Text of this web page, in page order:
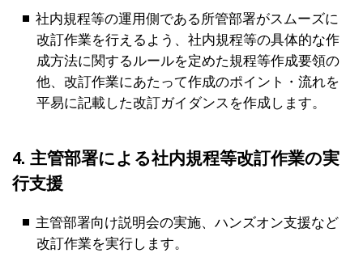
社内規程等の運用側である所管部署がスムーズに
改訂作業を行えるよう、社内規程等の具体的な作
成方法に関するルールを定めた規程等作成要領の
他、改訂作業にあたって作成のポイント・流れを
平易に記載した改訂ガイダンスを作成します。
4. 主管部署による社内規程等改訂作業の実
行支援
主管部署向け説明会の実施、ハンズオン支援など
改訂作業を実行します。